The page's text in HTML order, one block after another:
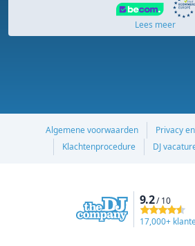
Lees meer
Algemene voorwaarden
Privacy
Klachtenprocedure
DJ
9.2/ 10
17,000+